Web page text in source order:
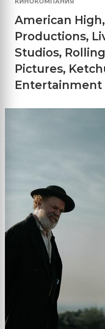
American High,
Productions,
Studios,
Pictures,
Entertainment